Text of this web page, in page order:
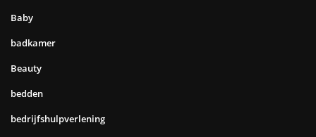
Baby
badkamer
Beauty
bedden
bedrijfshulpverlening